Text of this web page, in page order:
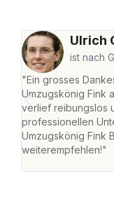
Ulrich
ist nach
"Ein grosses
Umzugskönig Fink
verlief reibungslos
professionellen
Umzugskönig Fink
weiterempfehlen!"